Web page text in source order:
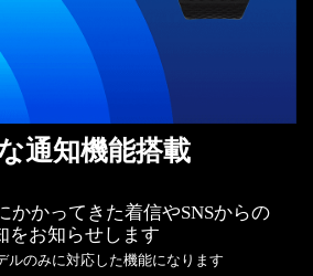
通知機能搭載
かかってきた着信やSNSからの
をお知らせします
ルのみに対応した機能になります